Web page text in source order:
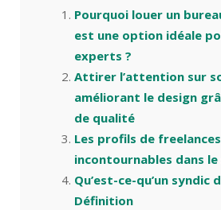
Pourquoi louer un
est une option idéale
experts ?
Attirer l’attention sur
améliorant le design
de qualité
Les profils de freelances
incontournables dans le
Qu’est-ce-qu’un syndic
Définition